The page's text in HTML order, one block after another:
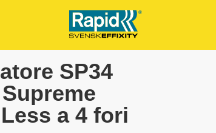
SP34
a 4 fori